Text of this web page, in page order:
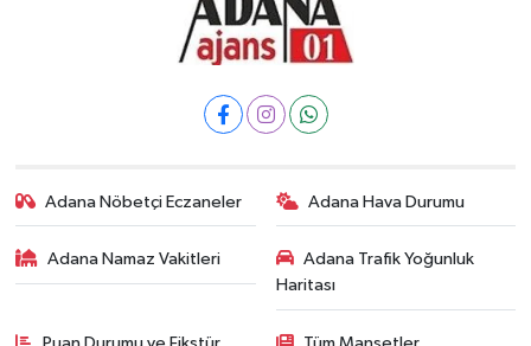
Adana Nöbetçi Eczaneler Adana Hava Durumu
Adana Namaz Vakitleri
Adana Trafik Yoğunluk
Haritası